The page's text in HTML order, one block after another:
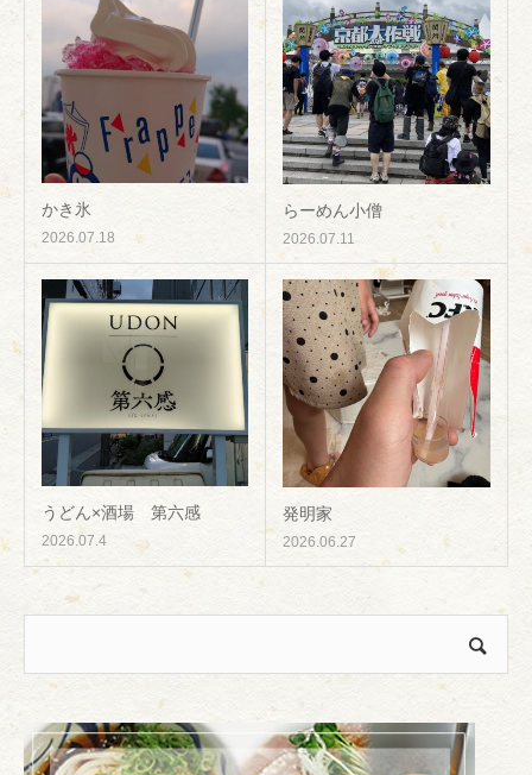
かき氷
2026.07.18
らーめん小僧
2026.07.11
うどん×酒場 第六感
2026.07.4
発明家
2026.06.27